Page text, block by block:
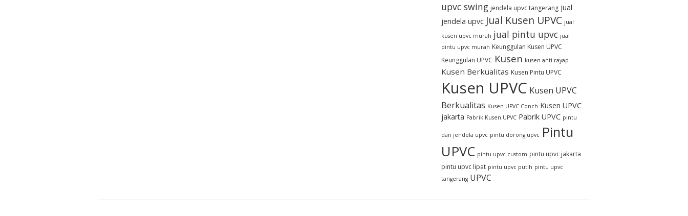
upvc swing jendela upvc tangerang jual
jendela upvc Jual Kusen UPVC jual
kusen upvc murah jual pintu upvc jual
pintu upvc murah Keunggulan Kusen UPVC
Keunggulan UPVC Kusen kusen anti rayap
Kusen Berkualitas Kusen Pintu UPVC
Kusen UPVC Kusen UPVC
Berkualitas Kusen UPVC Conch Kusen UPVC
jakarta Pabrik Kusen UPVC Pabrik UPVC pintu
dan jendela upvc pintu dorong upvc Pintu
UPVC pintu upvc custom pintu upvc jakarta
pintu upvc lipat pintu upvc putih pintu upvc
tangerang UPVC